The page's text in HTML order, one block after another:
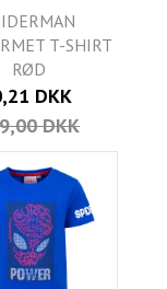
T-SHIRT
RØD
DKK
DKK